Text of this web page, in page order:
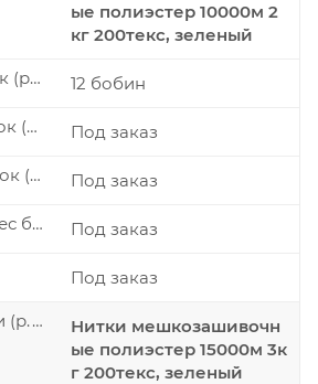
ые полиэстер 10000м 2
кг 200текс, зеленый
12 бобин
Цена от 5 коробок (р./шт.)
Под заказ
Цена от 10 коробок (р./шт.)
Под заказ
Цена от 30 коробок (р./шт.)
Под заказ
Наименование, вес бобины
Под заказ
Нитки мешкозашивочн
ые полиэстер 15000м 3к
г 200текс, зеленый
Цена от 1 коробки (р./шт.)